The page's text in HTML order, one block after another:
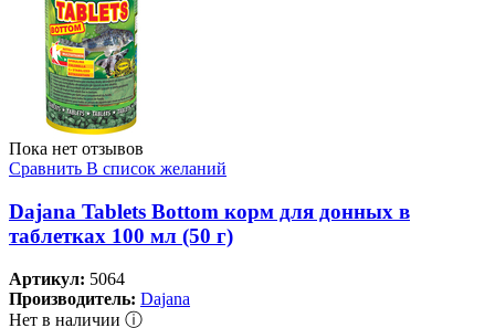
Пока нет отзывов
Сравнить В список желаний
Dajana Tablets Bottom корм для донных в
таблетках 100 мл (50 г)
Артикул: 5064
Производитель: Dajana
Нет в наличии ⓘ